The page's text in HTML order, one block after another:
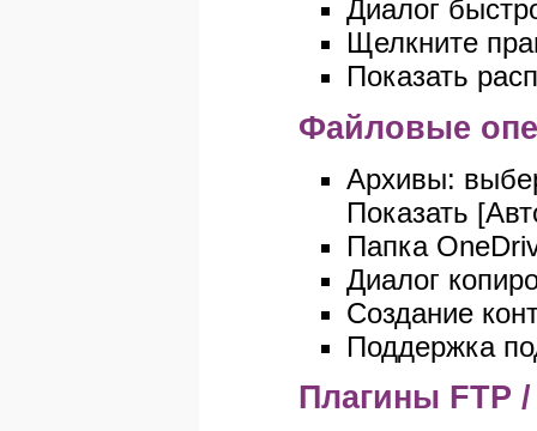
Диалог
Щелкните
Показать
Файловые
Архивы:
Показать
Папка
Диалог
Создание
Поддержка
Плагины FTP